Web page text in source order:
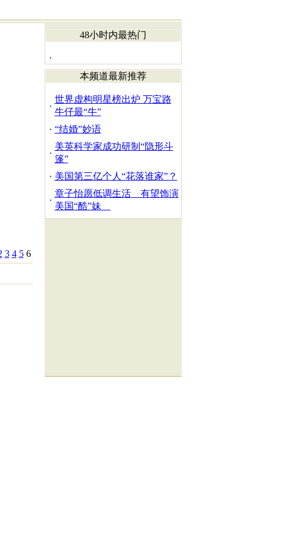
3 4 5 6
48小时内最热门
本频道最新推荐
世界虚构明星榜出炉 万宝路
牛仔最“牛”
“结婚”妙语
美英科学家成功研制“隐形斗
篷”
美国第三亿个人“花落谁家”？
章子怡愿低调生活 有望饰演
美国“酷”妹